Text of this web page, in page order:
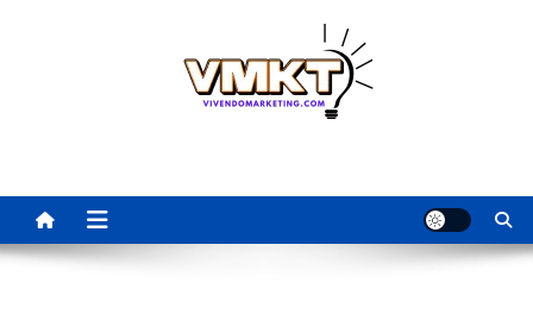
Para Revenda | Vivendo
Marketing